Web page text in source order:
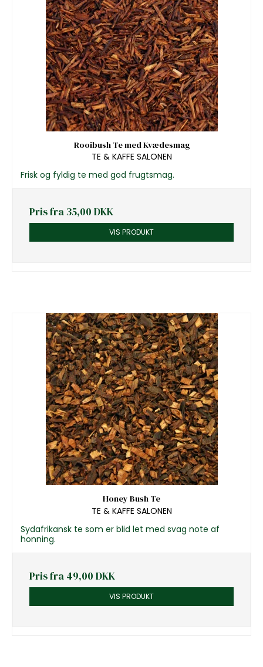
Rooibush Te med Kvædesmag
TE & KAFFE SALONEN
Frisk og fyldig te med god frugtsmag.
Pris fra35,00 DKK
VIS PRODUKT
Honey Bush Te
TE & KAFFE SALONEN
Sydafrikansk te som er blid let med svag note af
honning.
Pris fra 49,00 DKK
VIS PRODUKT